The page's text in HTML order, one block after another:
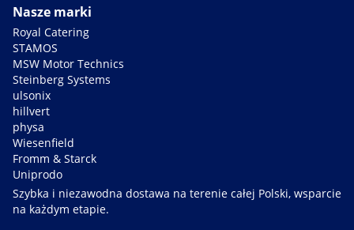
Nasze marki
Royal Catering
STAMOS
MSW Motor Technics
Steinberg Systems
ulsonix
hillvert
physa
Wiesenfield
Fromm & Starck
Uniprodo
Szybka i niezawodna dostawa na terenie całej Polski, wsparcie
na każdym etapie.